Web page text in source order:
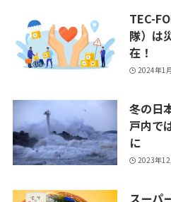
TEC-
隊）は
在！
2024年1
冬の日
戸内で
に
2023年
スーパ